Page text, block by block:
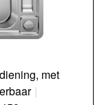
met
|